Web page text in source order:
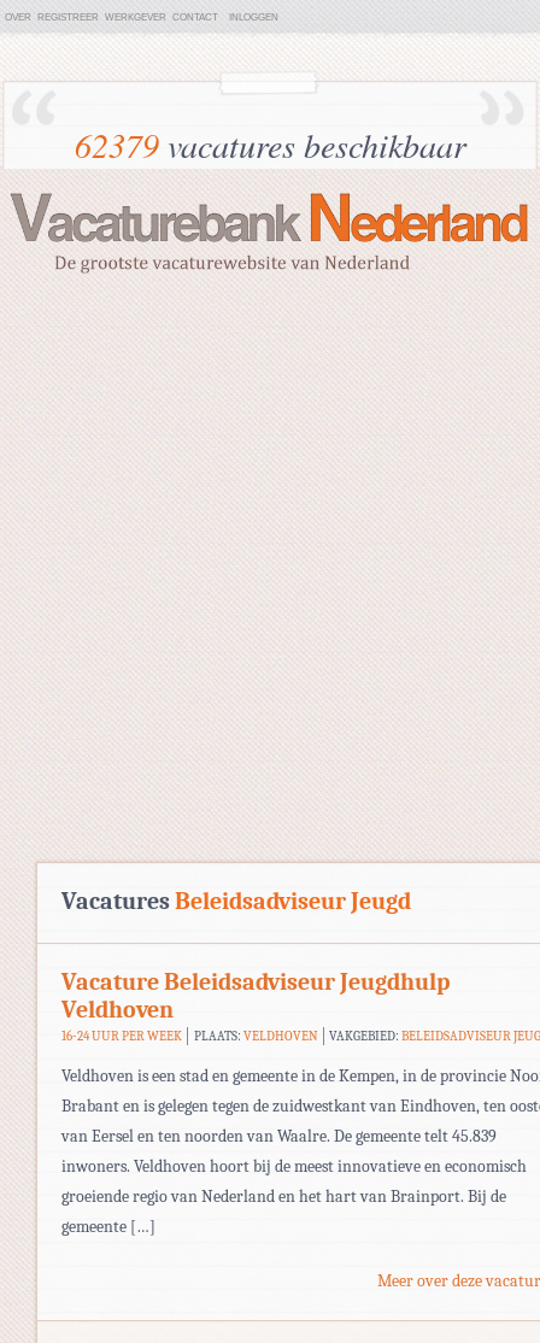
OVER REGISTREER WERKGEVER CONTACT INLOGGEN
62379vacatures beschikbaar
VacaturesBeleidsadviseur Jeugd
Vacature Beleidsadviseur Jeugdhulp
Veldhoven
16-24 UUR PER WEEK PLAATS: VELDHOVEN VAKGEBIED:BELEIDSADVISEUR
Veldhoven is een stad en gemeente in de Kempen, in de provincie
Brabant en is gelegen tegen de zuidwestkant van Eindhoven, ten
van Eersel en ten noorden van Waalre. De gemeente telt 45.839
inwoners. Veldhoven hoort bij de meest innovatieve en economisch
groeiende regio van Nederland en het hart van Brainport. Bij de
gemeente […]
Meer over deze